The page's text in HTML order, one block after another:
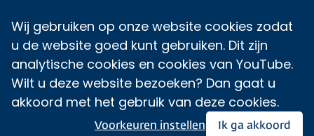
Wij gebruiken op onze website cookies zodat
u de website goed kunt gebruiken. Dit zijn
analytische cookies en cookies van YouTube.
Wilt u deze website bezoeken? Dan gaat u
akkoord met het gebruik van deze cookies.
Ik ga akkoord
Voorkeuren instellen